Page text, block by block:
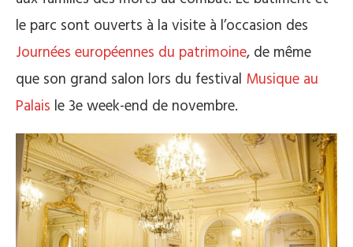
le parc sont ouverts à la visite à l’occasion des
Journées européennes du patrimoine, de même
que son grand salon lors du festival Musique au
Palais le 3e week-end de novembre.